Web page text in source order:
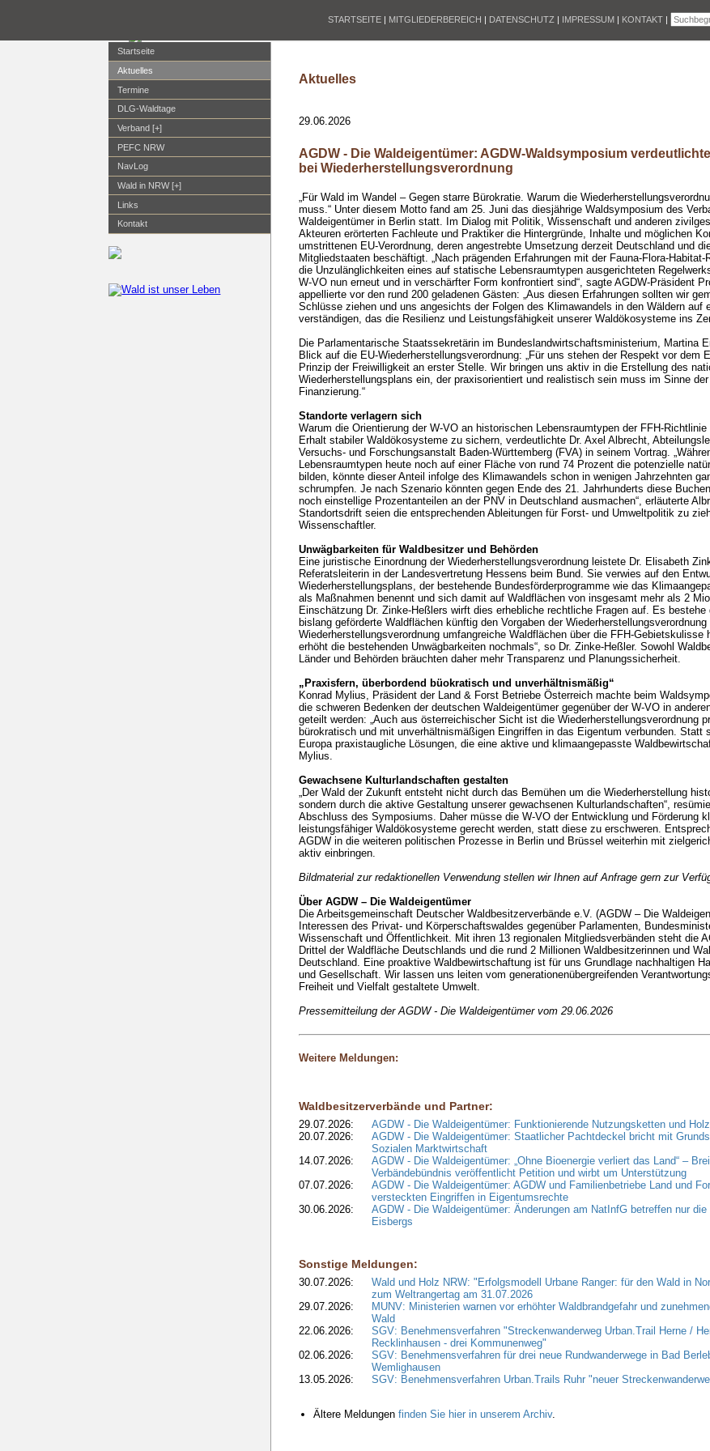
STARTSEITE | MITGLIEDERBEREICH | DATENSCHUTZ | IMPRESSUM | KONTAKT |
Startseite
Aktuelles
Termine
DLG-Waldtage
Verband [+]
PEFC NRW
NavLog
Wald in NRW [+]
Links
Kontakt
Aktuelles
29.06.2026
AGDW - Die Waldeigentümer: AGDW-Waldsymposium
bei Wiederherstellungsverordnung
„Für Wald im Wandel – Gegen starre Bürokratie. Warum die
muss.“ Unter diesem Motto fand am 25. Juni das diesjährige Waldsymposium des
Waldeigentümer in Berlin statt. Im Dialog mit Politik, Wissenschaft und anderen
Akteuren erörterten Fachleute und Praktiker die Hintergründe, Inhalte und möglichen
umstrittenen EU-Verordnung, deren angestrebte Umsetzung derzeit Deutschland und
Mitgliedstaaten beschäftigt. „Nach prägenden Erfahrungen mit der Fauna-Flora-
die Unzulänglichkeiten eines auf statische Lebensraumtypen ausgerichteten
W-VO nun erneut und in verschärfter Form konfrontiert sind“, sagte AGDW-Präsident
appellierte vor den rund 200 geladenen Gästen: „Aus diesen Erfahrungen sollten wir
Schlüsse ziehen und uns angesichts der Folgen des Klimawandels in den Wäldern auf
verständigen, das die Resilienz und Leistungsfähigkeit unserer Waldökosysteme ins
Die Parlamentarische Staatssekretärin im Bundeslandwirtschaftsministerium, Martina
Blick auf die EU-Wiederherstellungsverordnung: „Für uns stehen der Respekt vor dem
Prinzip der Freiwilligkeit an erster Stelle. Wir bringen uns aktiv in die Erstellung des
Wiederherstellungsplans ein, der praxisorientiert und realistisch sein muss im Sinne
Finanzierung.“
Standorte verlagern sich
Warum die Orientierung der W-VO an historischen Lebensraumtypen der FFH-
Erhalt stabiler Waldökosysteme zu sichern, verdeutlichte Dr. Axel Albrecht,
Versuchs- und Forschungsanstalt Baden-Württemberg (FVA) in seinem Vortrag.
Lebensraumtypen heute noch auf einer Fläche von rund 74 Prozent die potenzielle
bilden, könnte dieser Anteil infolge des Klimawandels schon in wenigen Jahrzehnten
schrumpfen. Je nach Szenario könnten gegen Ende des 21. Jahrhunderts diese
noch einstellige Prozentanteilen an der PNV in Deutschland ausmachen“, erläuterte
Standortsdrift seien die entsprechenden Ableitungen für Forst- und Umweltpolitik zu
Wissenschaftler.
Unwägbarkeiten für Waldbesitzer und Behörden
Eine juristische Einordnung der Wiederherstellungsverordnung leistete Dr. Elisabeth
Referatsleiterin in der Landesvertretung Hessens beim Bund. Sie verwies auf den
Wiederherstellungsplans, der bestehende Bundesförderprogramme wie das
als Maßnahmen benennt und sich damit auf Waldflächen von insgesamt mehr als 2
Einschätzung Dr. Zinke-Heßlers wirft dies erhebliche rechtliche Fragen auf. Es bestehe
bislang geförderte Waldflächen künftig den Vorgaben der Wiederherstellungsverordnung
Wiederherstellungsverordnung umfangreiche Waldflächen über die FFH-Gebietskulisse
erhöht die bestehenden Unwägbarkeiten nochmals“, so Dr. Zinke-Heßler. Sowohl
Länder und Behörden bräuchten daher mehr Transparenz und Planungssicherheit.
„Praxisfern, überbordend büokratisch und unverhältnismäßig“
Konrad Mylius, Präsident der Land & Forst Betriebe Österreich machte beim
die schweren Bedenken der deutschen Waldeigentümer gegenüber der W-VO in
geteilt werden: „Auch aus österreichischer Sicht ist die Wiederherstellungsverordnung
bürokratisch und mit unverhältnismäßigen Eingriffen in das Eigentum verbunden. Statt
Europa praxistaugliche Lösungen, die eine aktive und klimaangepasste
Mylius.
Gewachsene Kulturlandschaften gestalten
„Der Wald der Zukunft entsteht nicht durch das Bemühen um die Wiederherstellung
sondern durch die aktive Gestaltung unserer gewachsenen Kulturlandschaften“,
Abschluss des Symposiums. Daher müsse die W-VO der Entwicklung und Förderung
leistungsfähiger Waldökosysteme gerecht werden, statt diese zu erschweren.
AGDW in die weiteren politischen Prozesse in Berlin und Brüssel weiterhin mit
aktiv einbringen.
Bildmaterial zur redaktionellen Verwendung stellen wir Ihnen auf Anfrage gern zur
Über AGDW – Die Waldeigentümer
Die Arbeitsgemeinschaft Deutscher Waldbesitzerverbände e.V. (AGDW – Die
Interessen des Privat- und Körperschaftswaldes gegenüber Parlamenten,
Wissenschaft und Öffentlichkeit. Mit ihren 13 regionalen Mitgliedsverbänden steht die
Drittel der Waldfläche Deutschlands und die rund 2 Millionen Waldbesitzerinnen und
Deutschland. Eine proaktive Waldbewirtschaftung ist für uns Grundlage nachhaltigen
und Gesellschaft. Wir lassen uns leiten vom generationenübergreifenden
Freiheit und Vielfalt gestaltete Umwelt.
Pressemitteilung der AGDW - Die Waldeigentümer vom 29.06.2026
Weitere Meldungen:
Waldbesitzerverbände und Partner:
29.07.2026:
AGDW - Die Waldeigentümer: Funktionierende Nutzungsketten und
20.07.2026:
AGDW - Die Waldeigentümer: Staatlicher Pachtdeckel bricht mit
Sozialen Marktwirtschaft
14.07.2026:
AGDW - Die Waldeigentümer: „Ohne Bioenergie verliert das Land“ –
Verbändebündnis veröffentlicht Petition und wirbt um Unterstützung
07.07.2026:
AGDW - Die Waldeigentümer: AGDW und Familienbetriebe Land und
versteckten Eingriffen in Eigentumsrechte
30.06.2026:
AGDW - Die Waldeigentümer: Änderungen am NatInfG betreffen nur
Eisbergs
Sonstige Meldungen:
30.07.2026:
Wald und Holz NRW: "Erfolgsmodell Urbane Ranger: für den Wald in
zum Weltrangertag am 31.07.2026
29.07.2026:
MUNV: Ministerien warnen vor erhöhter Waldbrandgefahr und
Wald
22.06.2026:
SGV: Benehmensverfahren "Streckenwanderweg Urban.Trail Herne /
Recklinhausen - drei Kommunenweg"
02.06.2026:
SGV: Benehmensverfahren für drei neue Rundwanderwege in Bad
Wemlighausen
13.05.2026:
SGV: Benehmensverfahren Urban.Trails Ruhr "neuer
Ältere Meldungen finden Sie hier in unserem Archiv.